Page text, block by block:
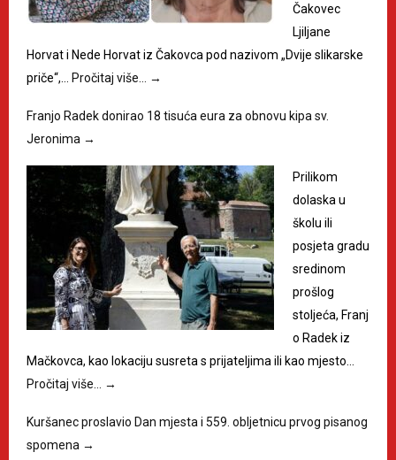
Čakovec
Ljiljane
Horvat i Nede Horvat iz Čakovca pod nazivom „Dvije slikarske
priče“,…
Pročitaj više… →
Franjo Radek donirao 18 tisuća eura za obnovu kipa sv.
Jeronima →
Prilikom
dolaska u
školu ili
posjeta gradu
sredinom
prošlog
stoljeća, Franj
o Radek iz
Mačkovca, kao lokaciju susreta s prijateljima ili kao mjesto…
Pročitaj više…
→
Kuršanec proslavio Dan mjesta i 559. obljetnicu prvog pisanog
spomena →